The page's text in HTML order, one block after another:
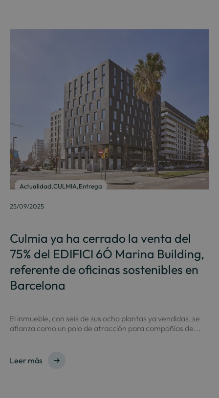
Actualidad,CULMIA,Entrega
25/09/2025
Culmia ya ha cerrado la venta del
75% del EDIFICI 6Ó Marina Building,
referente de oficinas sostenibles en
Barcelona
El inmueble, con seis de sus ocho plantas ya vendidas, se
afianza como un polo de atracción para compañías de...
Leer más